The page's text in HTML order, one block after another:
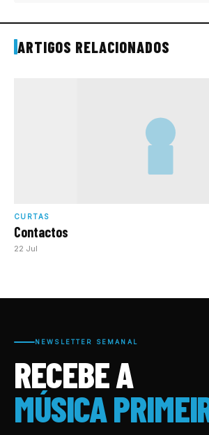
ARTIGOS RELACIONADOS
CURTAS
Contactos
22 Jul
NEWSLETTER SEMANAL
RECEBE A
MÚSICA